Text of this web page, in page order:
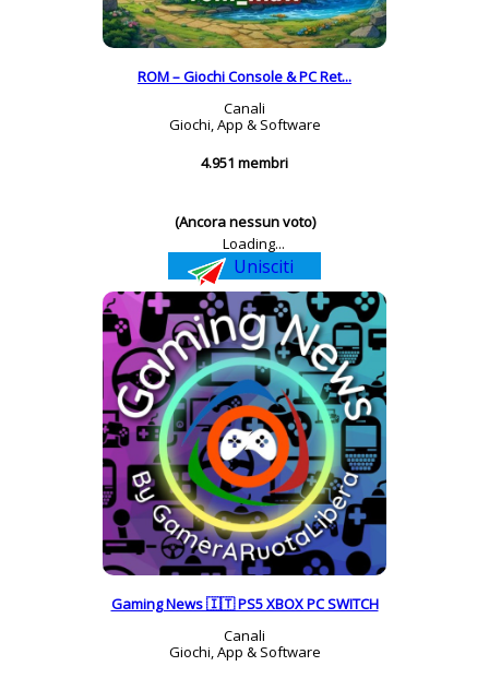
ROM – Giochi Console & PC Ret...
Canali
Giochi, App & Software
4.951 membri
(Ancora nessun voto)
Loading...
Unisciti
Gaming News 🇮🇹 PS5 XBOX PC SWITCH
Canali
Giochi, App & Software